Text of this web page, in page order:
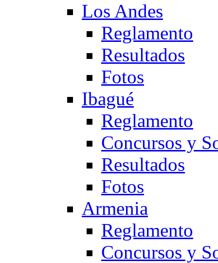
Los Andes
Reglamento
Resultados
Fotos
Ibagué
Reglamento
Concursos y
Resultados
Fotos
Armenia
Reglamento
Concursos y